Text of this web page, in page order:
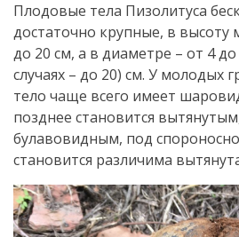
Плодовые тела Пизолитуса
достаточно крупные, в высоту
до 20 см, а в диаметре – от 4
случаях – до 20) см. У молодых
тело чаще всего имеет
позднее становится
булавовидным, под
становится различима